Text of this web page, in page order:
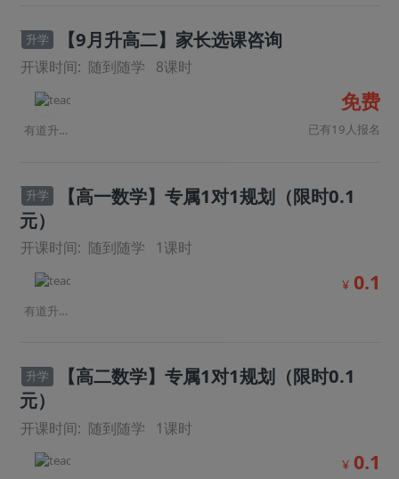
升学 【9月升高二】家长选课咨询
开课时间: 随到随学 8课时
有道升学规划师
免费
已有19人报名
升学
【高一数学】专属1对1规划（限时0.1
元）
开课时间: 随到随学 1课时
有道升学规划师
¥ 0.1
升学
【高二数学】专属1对1规划（限时0.1
元）
开课时间: 随到随学 1课时
¥ 0.1